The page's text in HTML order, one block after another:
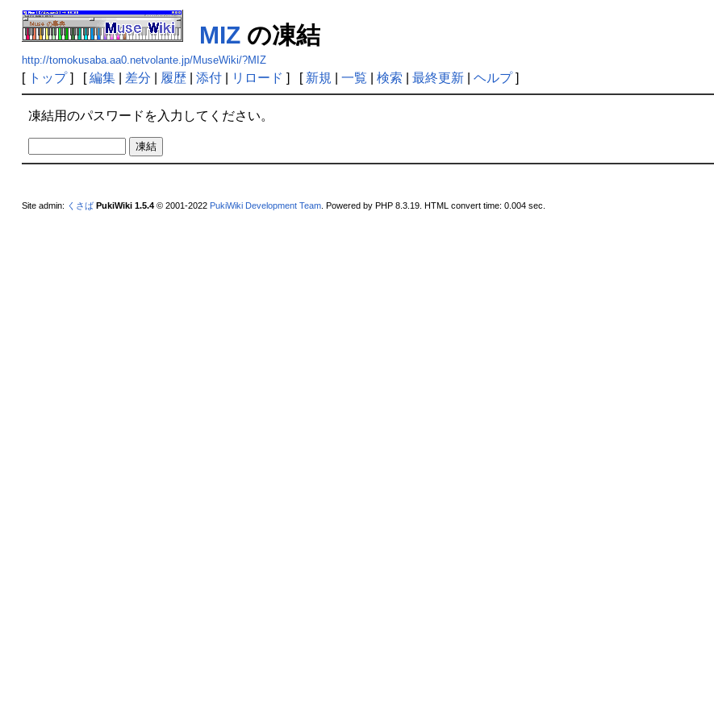
MIZの凍結
http://tomokusaba.aa0.netvolante.jp/MuseWiki/?MIZ
[ トップ] [編集| 差分 履歴| 添付| リロード ] [ 新規 一覧 検索 最終更新| ヘルプ]
凍結用のパスワードを入力してください。
Site admin: くさば PukiWiki 1.5.4© 2001-2022 PukiWiki Development Team. Powered by PHP 8.3.19. HTML convert time: 0.004 sec.